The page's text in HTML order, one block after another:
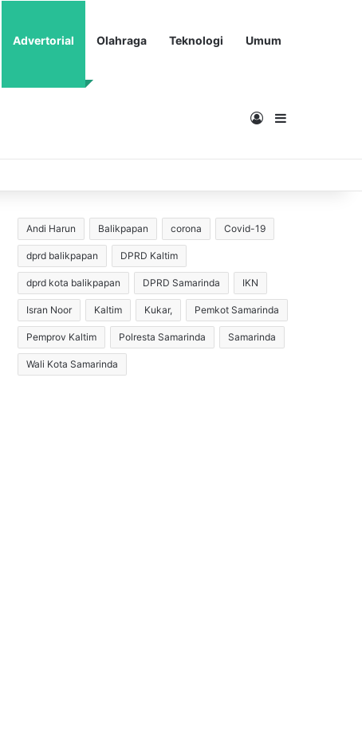
Advertorial Olahraga Teknologi Umum
MasukSidebar
Andi Harun Balikpapan corona Covid-19
dprd balikpapan DPRD Kaltim
dprd kota balikpapan DPRD Samarinda IKN
Isran Noor Kaltim Kukar, Pemkot Samarinda
Pemprov Kaltim Polresta Samarinda Samarinda
Wali Kota Samarinda